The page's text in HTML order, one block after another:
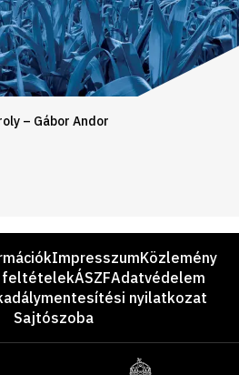
– Gábor Andor
ImpresszumKözlemény
feltételekÁSZFAdatvédelem
nyilatkozat
Sajtószoba